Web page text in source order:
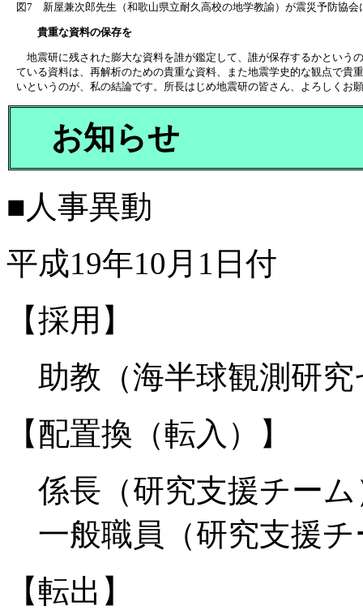
図7 新屋兼次郎先生（和歌山県立耐久高校の地学教諭）が震災予防協会
貴重な資料の保存を
地震研に残された膨大な資料を誰が鑑定して、誰が保存するかという
ている資料は、再解析のための貴重な資料、また地震学史的な観点で
いというのが、私の結論です。所長はじめ地震研の皆さん、よろしくお
お知らせ
■人事異動
平成19年10月1日付
【採用】
助教（海半球観測
【配置換（転入）】
係長（研究支援
一般職員（研究
【転出】